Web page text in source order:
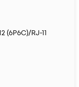
(6P6C)/RJ-11